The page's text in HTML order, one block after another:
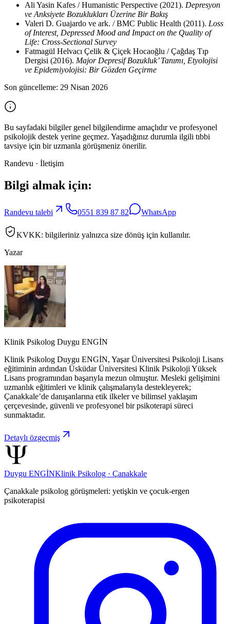
Ali Yasin Kafes / Humanistic Perspective (2021). Depresyon
ve Anksiyete Bozuklukları Üzerine Bir Bakış
Valeri D. Guajardo ve ark. / BMC Public Health (2011). Loss
of Interest, Depressed Mood and Impact on the Quality of
Life: Cross-Sectional Survey
Fatmagül Helvacı Çelik & Çiçek Hocaoğlu / Çağdaş Tıp
Dergisi (2016). Major Depresif Bozukluk’ Tanımı, Etyolojisi
ve Epidemiyolojisi: Bir Gözden Geçirme
Son güncelleme: 29 Nisan 2026
Bu sayfadaki bilgiler genel bilgilendirme amaçlıdır ve profesyonel
psikolojik destek yerine geçmez. Yaşadığınız durumla ilgili tıbbi
tavsiye için bir uzmanla görüşmeniz önerilir.
Randevu · İletişim
Bilgi almak için:
Randevu talebi 0551 839 87 82 WhatsApp
KVKK: bilgileriniz yalnızca size dönüş için kullanılır.
Yazar
Klinik Psikolog Duygu ENGİN
Klinik Psikolog Duygu ENGİN, Yaşar Üniversitesi Psikoloji Lisans
eğitiminin ardından Üsküdar Üniversitesi Klinik Psikoloji Yüksek
Lisans programından başarıyla mezun olmuştur. Mesleki gelişimini
uzmanlık eğitimleri ve klinik çalışmalarıyla destekleyerek;
Çanakkale’de danışanlarına etik ilkeler ve bilimsel yaklaşım
çerçevesinde, güvenli ve profesyonel bir psikoterapi süreci
sunmaktadır.
Detaylı özgeçmiş
Duygu ENGİNKlinik Psikolog · Çanakkale
Çanakkale psikolog görüşmeleri: yetişkin ve çocuk-ergen
psikoterapisi